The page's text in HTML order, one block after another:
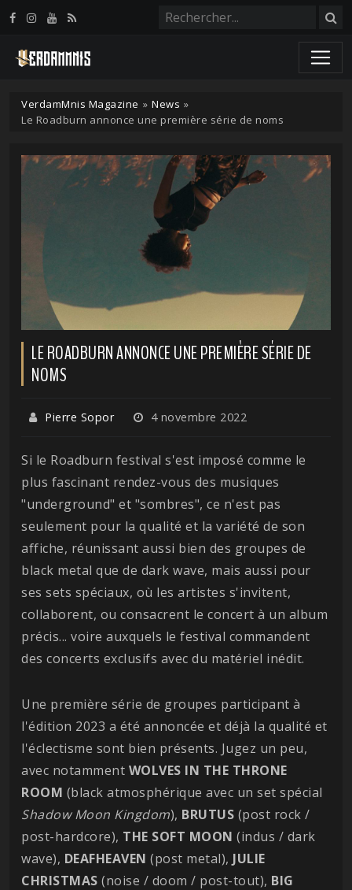
VerdamMnis Magazine » News »
Le Roadburn annonce une première série de noms
LE ROADBURN ANNONCE UNE PREMIÈRE SÉRIE DE
NOMS
Pierre Sopor 4 novembre 2022
Si le Roadburn festival s'est imposé comme le
plus fascinant rendez-vous des musiques
"underground" et "sombres", ce n'est pas
seulement pour la qualité et la variété de son
affiche, réunissant aussi bien des groupes de
black metal que de dark wave, mais aussi pour
ses sets spéciaux, où les artistes s'invitent,
collaborent, ou consacrent le concert à un album
précis... voire auxquels le festival commandent
des concerts exclusifs avec du matériel inédit.
Une première série de groupes participant à
l'édition 2023 a été annoncée et déjà la qualité et
l'éclectisme sont bien présents. Jugez un peu,
avec notamment WOLVES IN THE THRONE
ROOM (black atmosphérique avec un set spécial
Shadow Moon Kingdom), BRUTUS (post rock /
post-hardcore), THE SOFT MOON (indus / dark
wave), DEAFHEAVEN (post metal), JULIE
CHRISTMAS (noise / doom / post-tout), BIG
Panneau de gestion des cookies